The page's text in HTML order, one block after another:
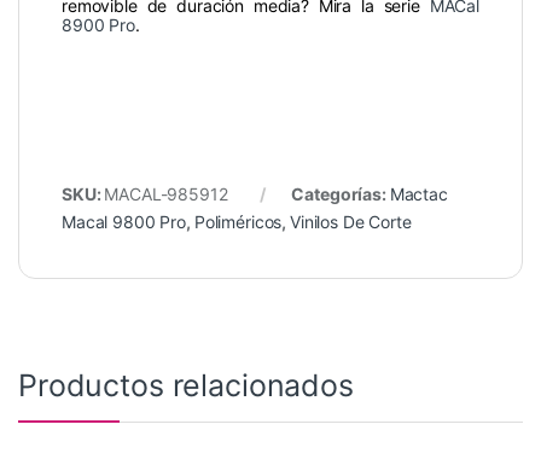
removible de duración media? Mira la serie MACal
8900 Pro.
SKU: MACAL-985912 Categorías: Mactac
Macal 9800 Pro, Poliméricos, Vinilos De Corte
Productos relacionados